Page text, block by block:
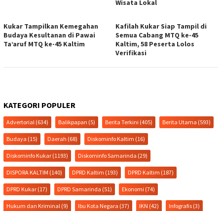
Wisata Lokal
Kukar Tampilkan Kemegahan
Budaya Kesultanan di Pawai
Ta’aruf MTQ ke-45 Kaltim
Kafilah Kukar Siap Tampil di
Semua Cabang MTQ ke-45
Kaltim, 58 Peserta Lolos
Verifikasi
KATEGORI POPULER
Advertorial (634) Balikpapan (5) Berita Terkini (405) Berita Utama (593)
Budaya (15) Daerah (68) Diskominfo Kaltim (16)
Diskominfo Kukar (1193) Diskominfo Samarinda (29)
DISPORA KALTIM (140) DPRD Kaltim (193) DPRD Kaltim (187)
DPRD Kukar (17) DPRD Samarinda (51) Ekonomi (74)
Hukum dan Kriminal (9) Ibu Kota Negara (37) IKN (42) Infografis (3)